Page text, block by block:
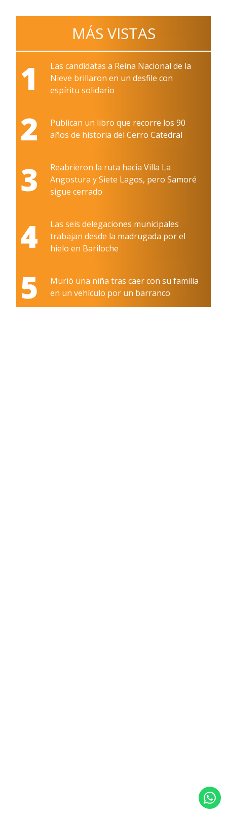
MÁS VISTAS
1
Las candidatas a Reina Nacional de la
Nieve brillaron en un desfile con
espíritu solidario
2
Publican un libro que recorre los 90
años de historia del Cerro Catedral
3
Reabrieron la ruta hacia Villa La
Angostura y Siete Lagos, pero Samoré
sigue cerrado
4
Las seis delegaciones municipales
trabajan desde la madrugada por el
hielo en Bariloche
5
Murió una niña tras caer con su familia
en un vehículo por un barranco